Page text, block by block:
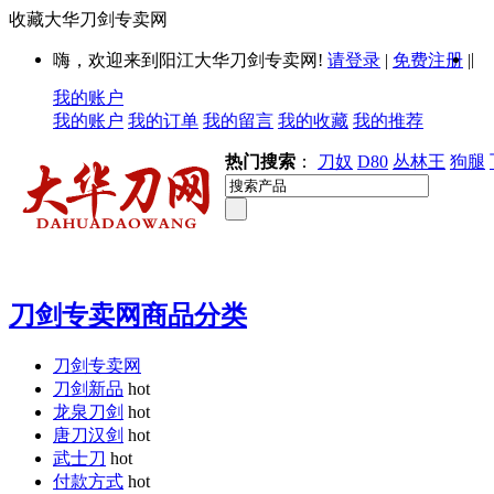
收藏大华刀剑专卖网
嗨，欢迎来到阳江大华刀剑专卖网! 请登录 | 免费注册 ||
我的账户
我的账户 我的订单 我的留言 我的收藏 我的推荐
热门搜索 ： 刀奴 D80 丛林王 狗腿
刀剑专卖网商品分类
刀剑专卖网
刀剑新品 hot
龙泉刀剑 hot
唐刀汉剑 hot
武士刀 hot
付款方式 hot